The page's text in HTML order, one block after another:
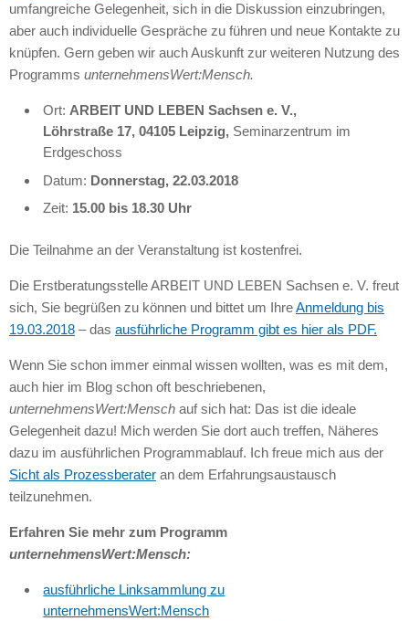
umfangreiche Gelegenheit, sich in die Diskussion einzubringen,
aber auch individuelle Gespräche zu führen und neue Kontakte zu
knüpfen. Gern geben wir auch Auskunft zur weiteren Nutzung des
Programms unternehmensWert:Mensch.
Ort: ARBEIT UND LEBEN Sachsen e. V.,
Löhrstraße 17, 04105 Leipzig, Seminarzentrum im
Erdgeschoss
Datum: Donnerstag, 22.03.2018
Zeit: 15.00 bis 18.30 Uhr
Die Teilnahme an der Veranstaltung ist kostenfrei.
Die Erstberatungsstelle ARBEIT UND LEBEN Sachsen e. V. freut
sich, Sie begrüßen zu können und bittet um IhreAnmeldung bis
19.03.2018– das ausführliche Programm gibt es hier als PDF.
Wenn Sie schon immer einmal wissen wollten, was es mit dem,
auch hier im Blog schon oft beschriebenen,
unternehmensWert:Menschauf sich hat: Das ist die ideale
Gelegenheit dazu! Mich werden Sie dort auch treffen, Näheres
dazu im ausführlichen Programmablauf. Ich freue mich aus der
Sicht als Prozessberateran dem Erfahrungsaustausch
teilzunehmen.
Erfahren Sie mehr zum Programm
unternehmensWert:Mensch:
ausführliche Linksammlung zu
unternehmensWert:Mensch